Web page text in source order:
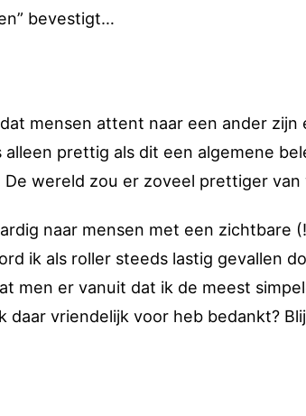
bevestigt…
mensen attent naar een ander
alleen prettig als dit een algemene
De wereld zou er zoveel prettiger van
naar mensen met een zichtbare
ik als roller steeds lastig gevallen
men er vanuit dat ik de meest
daar vriendelijk voor heb bedankt?